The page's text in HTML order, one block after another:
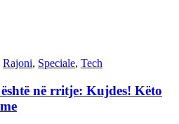
Rajoni, Speciale, Tech
në rritje: Kujdes! Këto